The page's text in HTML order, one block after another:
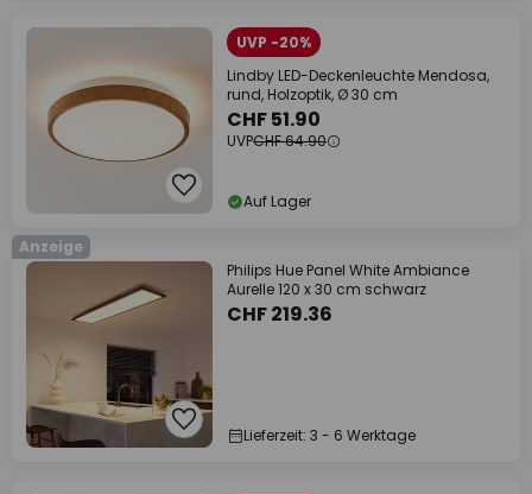
UVP -20%
Lindby LED-Deckenleuchte Mendosa,
rund, Holzoptik, Ø 30 cm
CHF 51.90
UVPCHF 64.90
Auf Lager
Anzeige
Philips Hue Panel White Ambiance
Aurelle 120 x 30 cm schwarz
CHF 219.36
Lieferzeit: 3 - 6 Werktage